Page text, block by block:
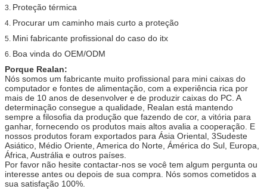
3. Proteção térmica
4. Procurar um caminho mais curto a proteção
5. Mini fabricante profissional do caso do itx
6. Boa vinda do OEM/ODM
Porque Realan:
Nós somos um fabricante muito profissional para mini caixas do
computador e fontes de alimentação, com a experiência rica por
mais de 10 anos de desenvolver e de produzir caixas do PC. A
determinação consegue a qualidade, Realan está mantendo
sempre a filosofia da produção que fazendo de cor, a vitória para
ganhar, fornecendo os produtos mais altos avalia a cooperação. E
nossos produtos foram exportados para Ásia Oriental, 3Sudeste
Asiático, Médio Oriente, America do Norte, Ámérica do Sul, Europa,
África, Austrália e outros países.
Por favor não hesite contactar-nos se você tem algum pergunta ou
interesse antes ou depois de sua compra. Nós somos cometidos a
sua satisfação 100%.